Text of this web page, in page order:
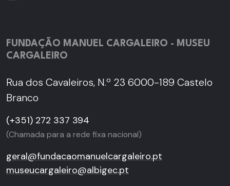
FUNDAÇÃO MANUEL CARGALEIRO - MUSEU
CARGALEIRO
Rua dos Cavaleiros, N.º 23 6000-189 Castelo
Branco
(+351) 272 337 394
(Chamada para a rede fixa nacional)
geral@fundacaomanuelcargaleiro.pt
museucargaleiro@albigec.pt